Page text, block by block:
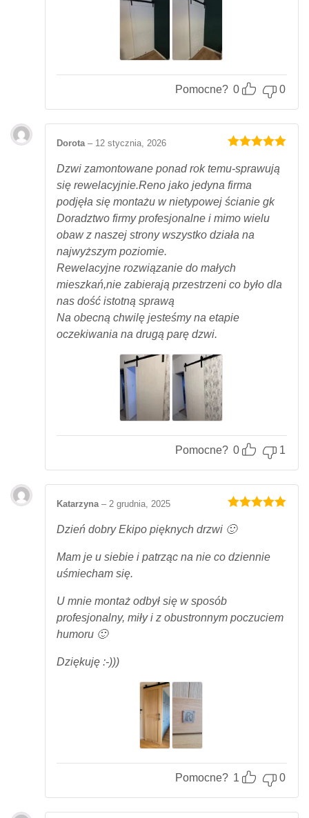
Pomocne? 0 0
na 5.
Dorota – 12 stycznia, 2026
Dzwi zamontowane ponad rok temu-sprawują
się rewelacyjnie.Reno jako jedyna firma
podjęła się montażu w nietypowej ścianie gk
Doradztwo firmy profesjonalne i mimo wielu
obaw z naszej strony wszystko działa na
najwyższym poziomie.
Rewelacyjne rozwiązanie do małych
mieszkań,nie zabierają przestrzeni co było dla
nas dość istotną sprawą
Na obecną chwilę jesteśmy na etapie
oczekiwania na drugą parę dzwi.
Pomocne? 0 1
na 5.
Katarzyna – 2 grudnia, 2025
Dzień dobry Ekipo pięknych drzwi 🙂
Mam je u siebie i patrząc na nie co dziennie
uśmiecham się.
U mnie montaż odbył się w sposób
profesjonalny, miły i z obustronnym poczuciem
humoru 🙂
Dziękuję :-)))
Pomocne? 1 0